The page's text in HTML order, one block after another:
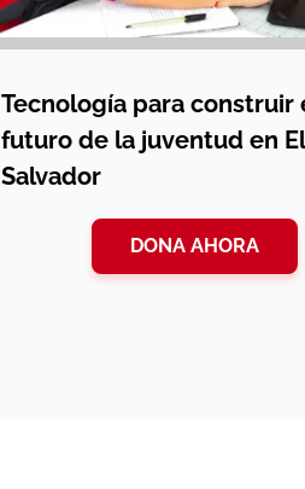
Tecnología para construir
futuro de la juventud en El
Salvador
DONA AHORA